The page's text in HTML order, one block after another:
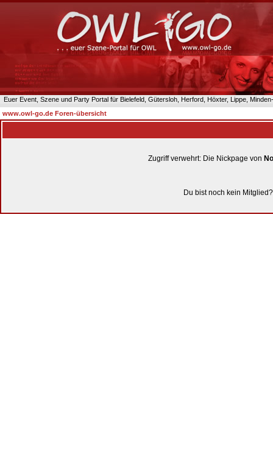
Euer Event, Szene und Party Portal für Bielefeld, Gütersloh, Herford, Höxter, Lippe,
www.owl-go.de Foren-übersicht
Zugriff verwehrt: Die Nickpage von
Du bist noch kein